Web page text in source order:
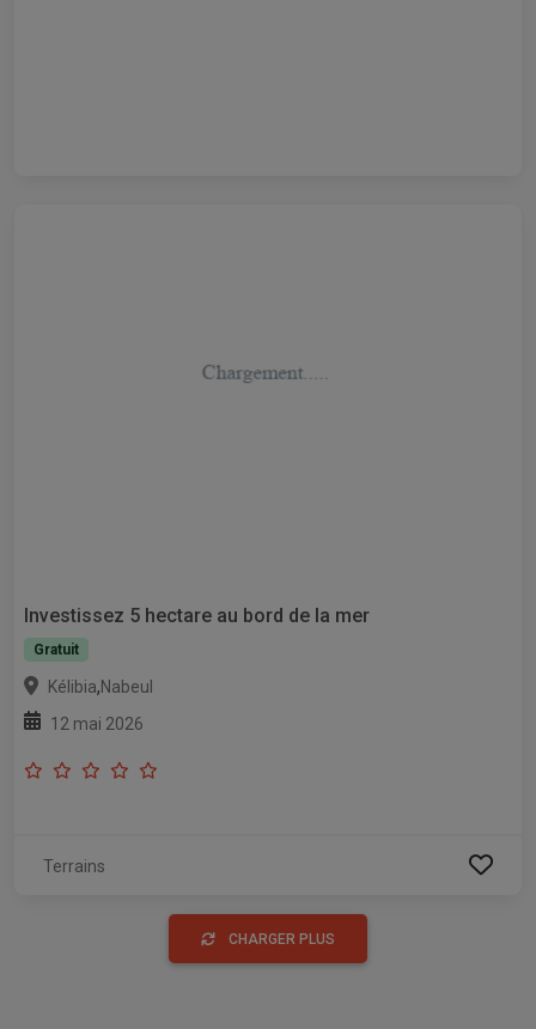
Investissez 5 hectare au bord de la mer
Gratuit
Kélibia,Nabeul
12 mai 2026
Terrains
CHARGER PLUS